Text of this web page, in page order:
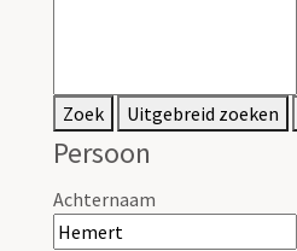
Zoek Uitgebreid zoeken
Persoon
Achternaam